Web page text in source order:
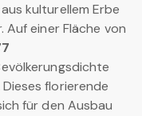
kulturellem Erbe
einer Fläche von
Dieses florierende
für den Ausbau